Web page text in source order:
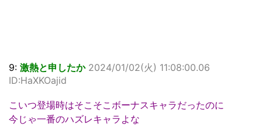
9: 激熱と申したか 2024/01/02(火) 11:08:00.06
ID:HaXKOajid
こいつ登場時はそこそこボーナスキャラだったのに
今じゃ一番のハズレキャラよな